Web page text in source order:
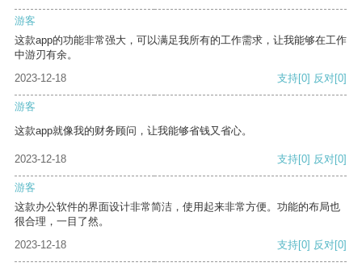
游客
这款app的功能非常强大，可以满足我所有的工作需求，让我能够在工作
中游刃有余。
2023-12-18
支持[0] 反对[0]
游客
这款app就像我的财务顾问，让我能够省钱又省心。
2023-12-18 支持[0] 反对[0]
游客
这款办公软件的界面设计非常简洁，使用起来非常方便。功能的布局也
很合理，一目了然。
2023-12-18
支持[0] 反对[0]